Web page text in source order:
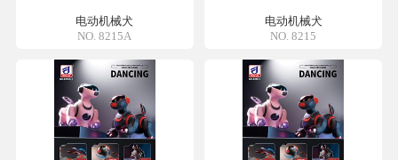
电动机械犬
NO. 8215A
电动机械犬
NO. 8215